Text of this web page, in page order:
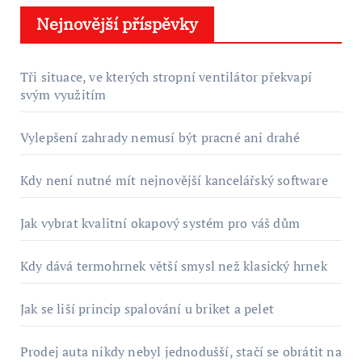
Nejnovější příspěvky
Tři situace, ve kterých stropní ventilátor překvapí
svým využitím
Vylepšení zahrady nemusí být pracné ani drahé
Kdy není nutné mít nejnovější kancelářský software
Jak vybrat kvalitní okapový systém pro váš dům
Kdy dává termohrnek větší smysl než klasický hrnek
Jak se liší princip spalování u briket a pelet
Prodej auta nikdy nebyl jednodušší, stačí se obrátit na